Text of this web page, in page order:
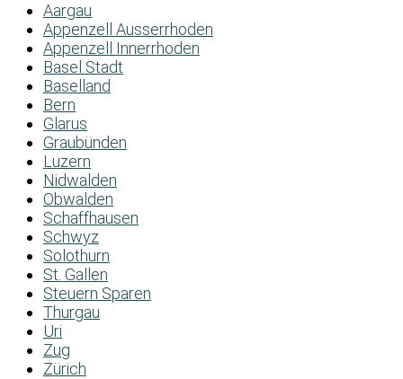
Aargau
Appenzell Ausserrhoden
Appenzell Innerrhoden
Basel Stadt
Baselland
Bern
Glarus
Graubünden
Luzern
Nidwalden
Obwalden
Schaffhausen
Schwyz
Solothurn
St. Gallen
Steuern Sparen
Thurgau
Uri
Zug
Zürich